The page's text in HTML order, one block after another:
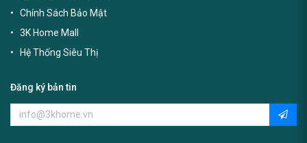
Chính Sách Bảo Mật
3K Home Mall
Hệ Thống Siêu Thị
Đăng ký bản tin